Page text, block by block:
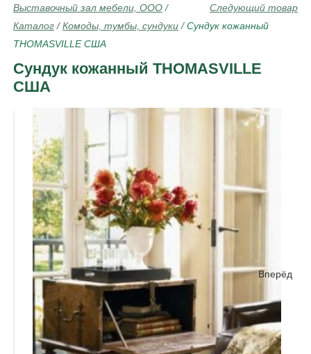
Следующий товар
Выставочный зал мебели, ООО /
Каталог /Комоды, тумбы, сундуки /Сундук кожанный
THOMASVILLE США
Сундук кожанный THOMASVILLE
США
Вперёд